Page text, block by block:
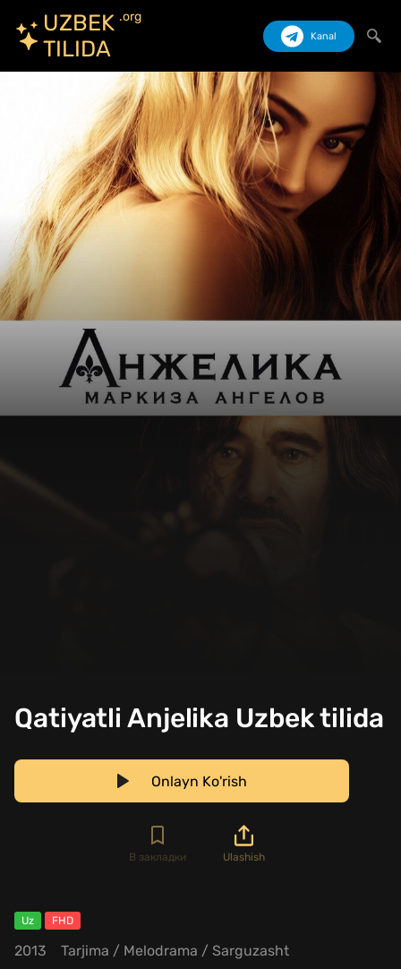
UZBEK
TILIDA
.org
Kanal
Qatiyatli Anjelika Uzbek tilida
Onlayn Ko'rish
В закладки Ulashish
Uz FHD
2013 Tarjima / Melodrama / Sarguzasht